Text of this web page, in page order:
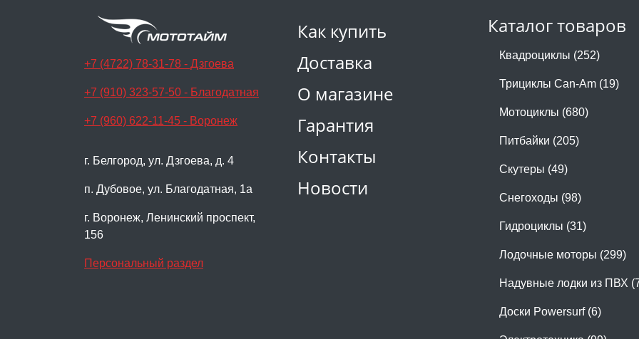
Как купить
Доставка
О магазине
Гарантия
Контакты
Новости
Каталог товаров
Квадроциклы (252)
Трициклы Can-Am (19)
Мотоциклы (680)
Питбайки (205)
Скутеры (49)
Снегоходы (98)
Гидроциклы (31)
Лодочные моторы (299)
Надувные лодки из ПВХ
Доски Powersurf (6)
+7 (4722) 78-31-78 - Дзгоева
+7 (910) 323-57-50 - Благодатная
+7 (960) 622-11-45 - Воронеж
г. Белгород, ул. Дзгоева, д. 4
п. Дубовое, ул. Благодатная, 1а
г. Воронеж, Ленинский проспект,
156
Персональный раздел